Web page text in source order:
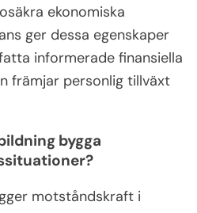
ekonomiska
ger dessa egenskaper
informerade finansiella
främjar personlig tillväxt
bygga
motståndskraft i